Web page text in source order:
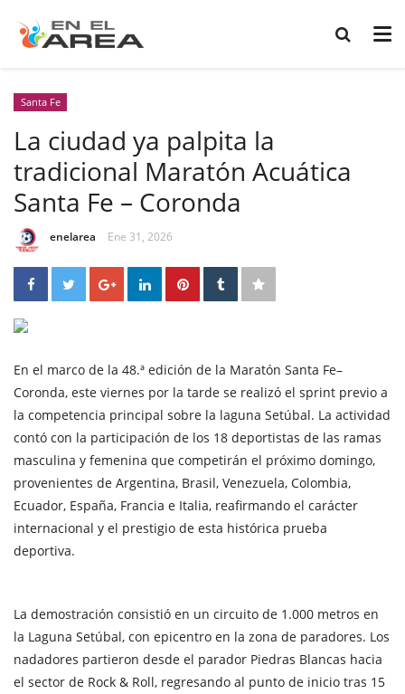
Santa Fe
La ciudad ya palpita la
tradicional Maratón Acuática
Santa Fe – Coronda
enelarea Ene 31, 2026
En el marco de la 48.ª edición de la Maratón Santa Fe–
Coronda, este viernes por la tarde se realizó el sprint previo a
la competencia principal sobre la laguna Setúbal. La actividad
contó con la participación de los 18 deportistas de las ramas
masculina y femenina que competirán el próximo domingo,
provenientes de Argentina, Brasil, Venezuela, Colombia,
Ecuador, España, Francia e Italia, reafirmando el carácter
internacional y el prestigio de esta histórica prueba
deportiva.
La demostración consistió en un circuito de 1.000 metros en
la Laguna Setúbal, con epicentro en la zona de paradores. Los
nadadores partieron desde el parador Piedras Blancas hacia
el sector de Rock & Roll, regresando al punto de inicio tras 15